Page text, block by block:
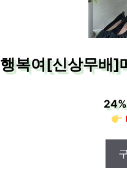
행복여[신상무배]
24%